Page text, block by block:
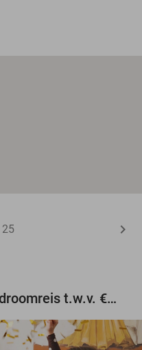
25
Maak gratis kans op een droomreis t.w.v. €3.000!